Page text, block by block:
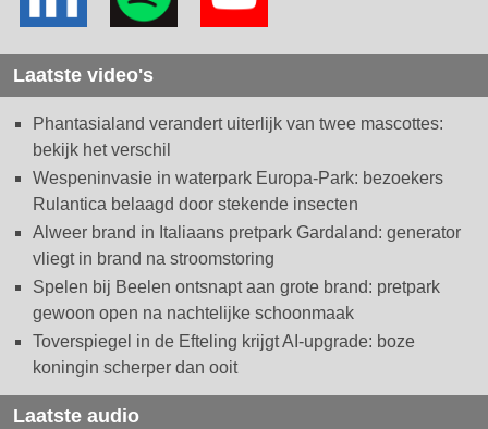
Laatste video's
Phantasialand verandert uiterlijk van twee mascottes:
bekijk het verschil
Wespeninvasie in waterpark Europa-Park: bezoekers
Rulantica belaagd door stekende insecten
Alweer brand in Italiaans pretpark Gardaland: generator
vliegt in brand na stroomstoring
Spelen bij Beelen ontsnapt aan grote brand: pretpark
gewoon open na nachtelijke schoonmaak
Toverspiegel in de Efteling krijgt AI-upgrade: boze
koningin scherper dan ooit
Laatste audio